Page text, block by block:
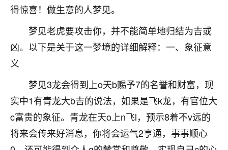
得惊喜！做生意的人梦见。
梦见老虎要攻击你，并不能简单地归结为吉或
凶。以下是关于这一梦境的详细解释：一、象征意
义
梦见3龙会得到上o天b赐予7的名誉和财富，现
实中1有青龙大b吉的说法，如果是飞k龙，有官位大
c富贵的象征。青龙在天o上n飞l，预示8着不v远的
将来会传来好消息，你将会运气2亨通，事事顺心
2小时前 来自海南
梦醒时分
我女儿高二叛逆，大半年不上学，一说她就要死要活
做完，我女儿跟变了个人一样，不期望她能考多好的
大学，只要能安安稳稳的把书读了，身体心理都健健
康康的我就很知足了！
鹿森 ：可怜天下父母心啊！
16